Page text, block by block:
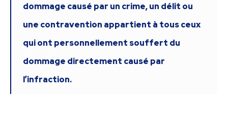
dommage causé par un crime, un délit ou
une contravention appartient à tous ceux
qui ont personnellement souffert du
dommage directement causé par
l’infraction.